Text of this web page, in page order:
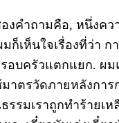
งคำถามคือ, หนึ่งคว
ก็เห็นใจเรื่องที่ว่า ก
อบครัวแตกแยก. ผ
าตรวัดภายหลังการ
รมเราถูกทำร้ายเห